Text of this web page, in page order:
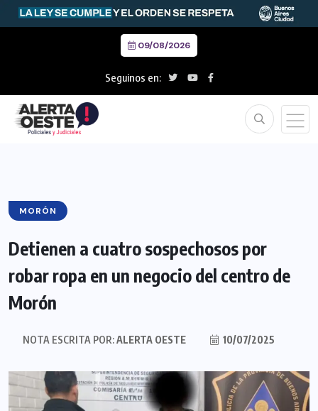
09/08/2026
Seguinos en:
MORÓN
Detienen a cuatro sospechosos por
robar ropa en un negocio del centro de
Morón
NOTA ESCRITA POR:ALERTA OESTE 10/07/2025